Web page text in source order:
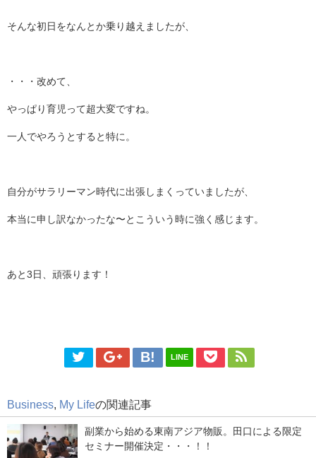
そんな初日をなんとか乗り越えましたが、
・・・改めて、
やっぱり育児って超大変ですね。
一人でやろうとすると特に。
自分がサラリーマン時代に出張しまくっていましたが、
本当に申し訳なかったな〜とこういう時に強く感じます。
あと3日、頑張ります！
LINE
Business My Lifeの関連記事
副業から始める東南アジア物販。田口による限定
セミナー開催決定・・・！！